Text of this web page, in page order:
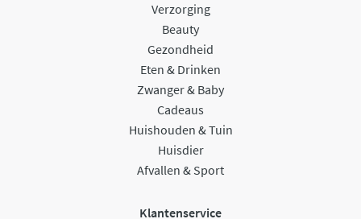
Verzorging
Beauty
Gezondheid
Eten & Drinken
Zwanger & Baby
Cadeaus
Huishouden & Tuin
Huisdier
Afvallen & Sport
Klantenservice